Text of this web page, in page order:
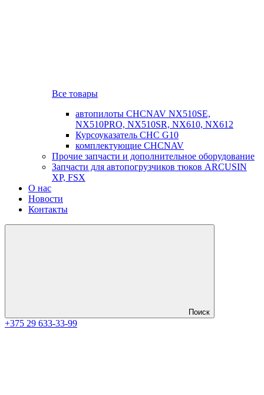
Все товары
автопилоты CHCNAV NX510SE,
NX510PRO, NX510SR, NX610, NX612
Курсоуказатель CHC G10
комплектующие CHCNAV
Прочие запчасти и дополнительное оборудование
Запчасти для автопогрузчиков тюков ARCUSIN
XP, FSX
О нас
Новости
Контакты
Поиск
+375 29 633-33-99